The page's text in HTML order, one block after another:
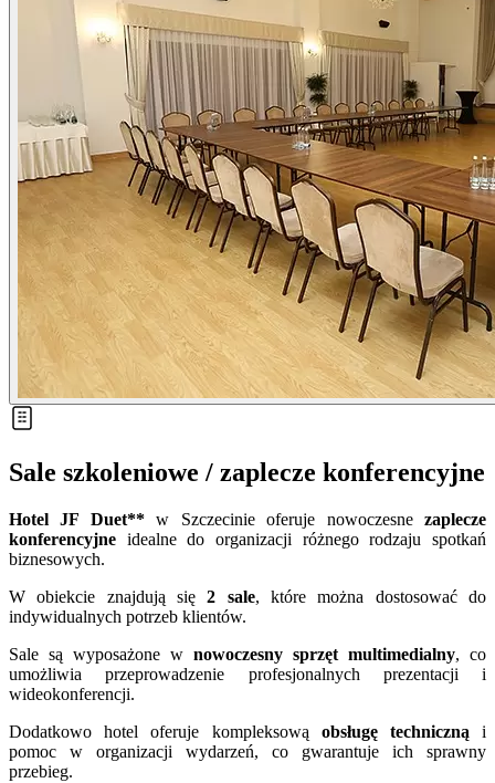
Sale szkoleniowe / zaplecze konferencyjne
Hotel JF Duet**w Szczecinie oferuje nowoczesnezaplecze
konferencyjne idealne do organizacji różnego rodzaju spotkań
biznesowych.
W obiekcie znajdują się2 sale, które można dostosować do
indywidualnych potrzeb klientów.
Sale są wyposażone w nowoczesny sprzęt multimedialny, co
umożliwia przeprowadzenie profesjonalnych prezentacji i
wideokonferencji.
Dodatkowo hotel oferuje kompleksową obsługę techniczną i
pomoc w organizacji wydarzeń, co gwarantuje ich sprawny
przebieg.